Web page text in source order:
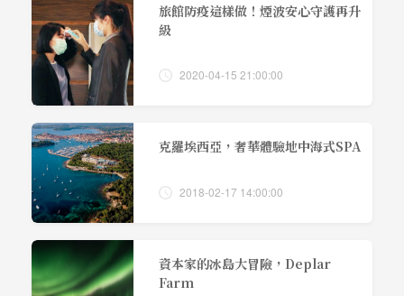
旅館防疫這樣做！煙波安心守護再升
級
2020-04-15 21:00:00
克羅埃西亞，奢華體驗地中海式SPA
2018-02-17 14:00:00
資本家的冰島大冒險，Deplar
Farm